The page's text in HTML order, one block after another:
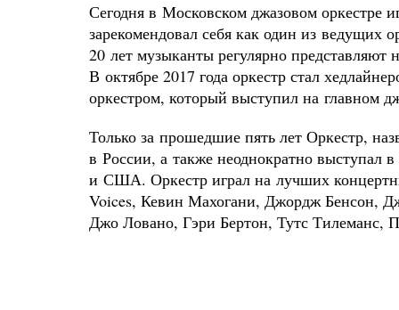
Сегодня в Московском джазовом оркестре
зарекомендовал себя как один из ведущих
20 лет музыканты регулярно
В октябре 2017 года оркестр стал
оркестром, который выступил на
Только за прошедшие пять лет Оркестр,
в России, а также неоднократно
и США. Оркестр играл на лучших
Voices, Кевин Махогани, Джордж Бенсон,
Джо Ловано, Гэри Бертон, Тутс Тилеманс,